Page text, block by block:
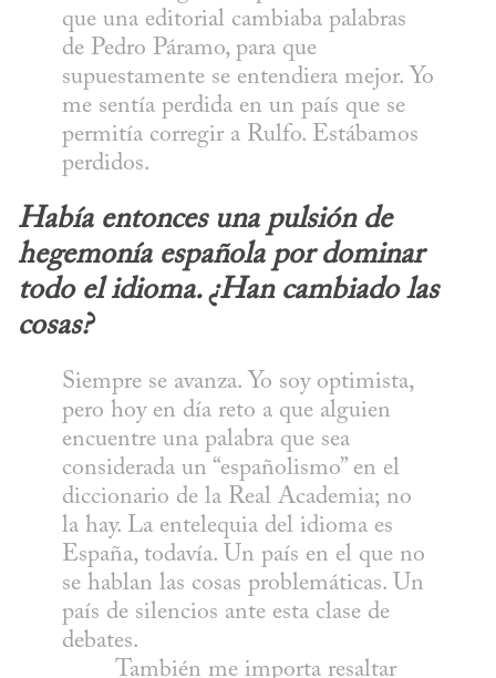
que una editorial cambiaba palabras
de Pedro Páramo, para que
supuestamente se entendiera mejor. Yo
me sentía perdida en un país que se
permitía corregir a Rulfo. Estábamos
perdidos.
Había entonces una pulsión de
hegemonía española por dominar
todo el idioma. ¿Han cambiado las
cosas?
Siempre se avanza. Yo soy optimista,
pero hoy en día reto a que alguien
encuentre una palabra que sea
considerada un “españolismo” en el
diccionario de la Real Academia; no
la hay. La entelequia del idioma es
España, todavía. Un país en el que no
se hablan las cosas problemáticas. Un
país de silencios ante esta clase de
debates.